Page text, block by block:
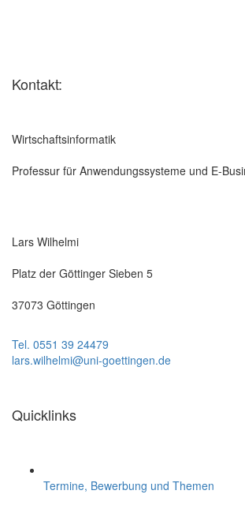
Kontakt:
Wirtschaftsinformatik
Professur für Anwendungssysteme und E-
Lars Wilhelmi
Platz der Göttinger Sieben 5
37073 Göttingen
Tel. 0551 39 24479
lars.wilhelmi@uni-goettingen.de
Quicklinks
Termine, Bewerbung und Themen